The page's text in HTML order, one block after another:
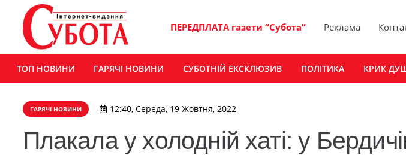
ПЕРЕДПЛАТА газети “Субота” Реклама
ТОП НОВИНИ ГАРЯЧІ НОВИНИ СУБОТНІЙ ЕКСКЛЮЗИВ ПОЛІТИКА КРИК
ГАРЯЧІ НОВИНИ 12:40, Середа, 19 Жовтня, 2022
Плакала у холодній хаті: у